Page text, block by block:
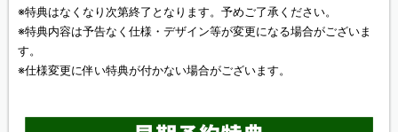
※特典はなくなり次第終了となります。予めご了承ください。
※特典内容は予告なく仕様・デザイン等が変更になる場合がございま
す。
※仕様変更に伴い特典が付かない場合がございます。